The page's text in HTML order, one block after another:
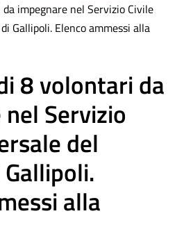
impegnare nel Servizio Civile
Gallipoli. Elenco ammessi alla
8 volontari da
Servizio
del
alla